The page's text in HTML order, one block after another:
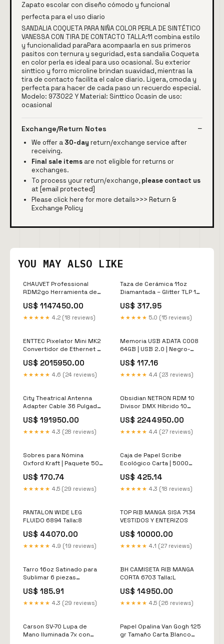
Zapato escolar con diseño cómodo y funcional
perfecta para el uso diario
SANDALIA COQUETA PARA NIÑA COLOR PERLA DE SINTÉTICO
VANESSA CON TIRA DE CONTACTO TALLA:11 combina estilo
y funcionalidad paraPara acompaarla en sus primeros
pasitos con ternura y seguridad, esta sandalia Coqueta
en color perla es ideal para uso ocasional. Su exterior
sinttico y forro microline brindan suavidad, mientras la
tira de contacto facilita el calce diario. Ligera, cmoda y
perfecta para hacer de cada paso un recuerdo especial.
Modelo: 973022 Y Material: Sinttico Ocasin de uso:
ocasional
Exchange/Return Notes
We offer a 30-day return/exchange service after
receiving.
Final sale items are not eligible for returns or
exchanges.
To process your return/exchange, please contact us
at [email protected]
Please click here for more details>>> Return &
Exchange Policy
YOU MAY ALSO LIKE
CHAUVET Professional
RDM2go Herramienta de
con 8 Horas de Batería y
Adapters Incluidos All
US$ 1147450.00
★★★★★ 4.2 (18 reviews)
Taza de Cerámica 11oz
Diamantada – Glitter TLP 12
US$ 317.95
★★★★★ 5.0 (15 reviews)
ENTTEC Pixelator Mini MK2
Convertidor de Ethernet a
Puertos Ethernet Wireless
Receivers
US$ 2015950.00
★★★★★ 4.6 (24 reviews)
Memoria USB ADATA C008
64GB | USB 2.0 | Negro-
uso general
US$ 117.16
★★★★★ 4.4 (23 reviews)
City Theatrical Antenna
Adapter Cable 36 Pulgadas
Firearms Equipment
US$ 191950.00
★★★★★ 4.3 (28 reviews)
Obsidian NETRON RDM 10
Divisor DMX Híbrido 10
Binoculars
US$ 2244950.00
★★★★★ 4.4 (27 reviews)
Sobres para Nómina
Oxford Kraft | Paquete 500
Material:Kraft
US$ 170.74
★★★★★ 4.5 (29 reviews)
Caja de Papel Scribe
Ecológico Carta | 5000
Tamaño:Carta
US$ 425.14
★★★★★ 4.3 (18 reviews)
PANTALON WIDE LEG
FLUIDO 6894 Talla:8
US$ 44070.00
★★★★★ 4.9 (19 reviews)
TOP RIB MANGA SISA 7134
VESTIDOS Y ENTERIZOS
US$ 10000.00
★★★★★ 4.1 (27 reviews)
Tarro 16oz Satinado para
Sublimar 6 piezas
US$ 185.91
★★★★★ 4.3 (29 reviews)
BH CAMISETA RIB MANGA
CORTA 6703 Talla:L
US$ 14950.00
★★★★★ 4.5 (26 reviews)
Carson SV-70 Lupa de
Mano Iluminada 7x con
Papel Opalina Van Gogh 125
gr Tamaño Carta Blanco